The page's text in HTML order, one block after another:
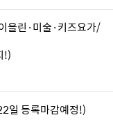
올린·미술·키즈요가/
!)
일 등록마감예정!)